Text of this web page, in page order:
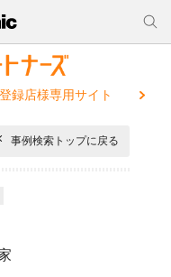
登録店様専用サイト
事例検索トップに戻る